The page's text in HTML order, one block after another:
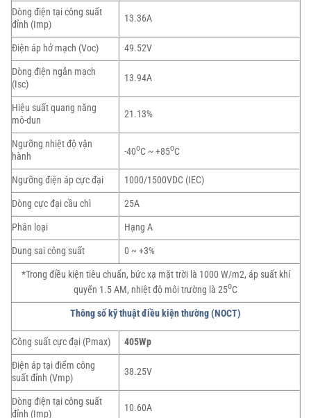
Dòng điện tại công suất
đỉnh (Imp)
13.36A
Điện áp hở mạch (Voc)
49.52V
Dòng điện ngắn mạch
(Isc)
13.94A
Hiệu suất quang năng
mô-dun
21.13%
Ngưỡng nhiệt độ vận
hành
-40oC ~ +85oC
Ngưỡng điện áp cực đại
1000/1500VDC (IEC)
Dòng cực đại cầu chì
25A
Phân loại
Hạng A
Dung sai công suất
0 ~ +3%
*Trong điều kiện tiêu chuẩn, bức xạ mặt trời là 1000 W/m2, áp suất khí
quyển 1.5 AM, nhiệt độ môi trường là 25oC
Thông số kỹ thuật điều kiện thường (NOCT)
Công suất cực đại (Pmax)
405Wp
Điện áp tại điểm công
suất đỉnh (Vmp)
38.25V
Dòng điện tại công suất
đỉnh (Imp)
10.60A